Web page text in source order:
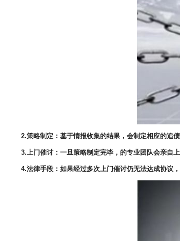
2.策略制定：基于情报收集的结果，会制定相应的追
3.上门催讨：一旦策略制定完毕，的专业团队会亲自
4.法律手段：如果经过多次上门催讨仍无法达成协议